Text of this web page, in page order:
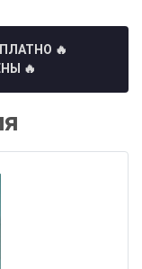
🔥
🔥